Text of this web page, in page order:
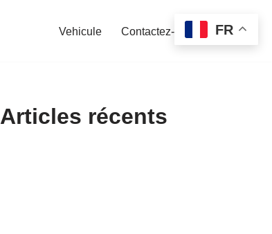
Vehicule Contactez-nous
Articles récents
FR